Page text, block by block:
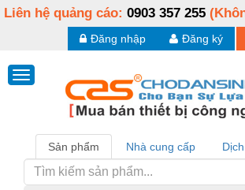
Liên hệ quảng cáo: 0903 357 255
Đăng ký
Đăng nhập
Sản phẩm Nhà cung cấp